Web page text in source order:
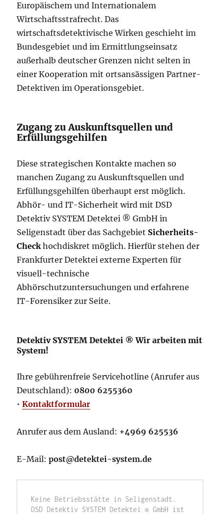
Europäischem und Internationalem
Wirtschaftsstrafrecht. Das
wirtschaftsdetektivische Wirken geschieht im
Bundesgebiet und im Ermittlungseinsatz
außerhalb deutscher Grenzen nicht selten in
einer Kooperation mit ortsansässigen Partner-
Detektiven im Operationsgebiet.
Zugang zu Auskunftsquellen und
Erfüllungsgehilfen
Diese strategischen Kontakte machen so
manchen Zugang zu Auskunftsquellen und
Erfüllungsgehilfen überhaupt erst möglich.
Abhör- und IT-Sicherheit wird mit DSD
Detektiv SYSTEM Detektei ® GmbH in
Seligenstadt über das Sachgebiet Sicherheits-
Checkhochdiskret möglich. Hierfür stehen der
Frankfurter Detektei externe Experten für
visuell-technische
Abhörschutzuntersuchungen und erfahrene
IT-Forensiker zur Seite.
Detektiv SYSTEM Detektei ® Wir arbeiten mit
System!
Ihre gebührenfreie Servicehotline (Anrufer aus
Deutschland): 0800 6255360
•Kontaktformular
Anrufer aus dem Ausland: +4969 625536
E-Mail:post@detektei-system.de
Keine Betriebsstätte in Seligenstadt.
DSD Detektiv SYSTEM Detektei ® GmbH ist